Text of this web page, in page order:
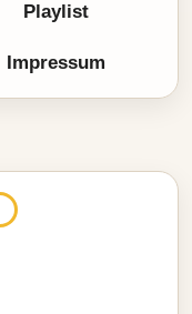
Playlist
Impressum